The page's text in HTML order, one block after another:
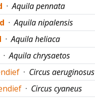
·Aquila pennata
·Aquila nipalensis
·Aquila heliaca
·Aquila chrysaetos
· Circus aeruginosus
· Circus cyaneus